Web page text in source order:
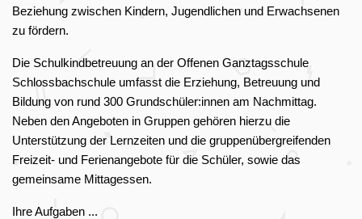
Beziehung zwischen Kindern, Jugendlichen und Erwachsenen
zu fördern.
Die Schulkindbetreuung an der Offenen Ganztagsschule
Schlossbachschule umfasst die Erziehung, Betreuung und
Bildung von rund 300 Grundschüler:innen am Nachmittag.
Neben den Angeboten in Gruppen gehören hierzu die
Unterstützung der Lernzeiten und die gruppenübergreifenden
Freizeit- und Ferienangebote für die Schüler, sowie das
gemeinsame Mittagessen.
Ihre Aufgaben ...